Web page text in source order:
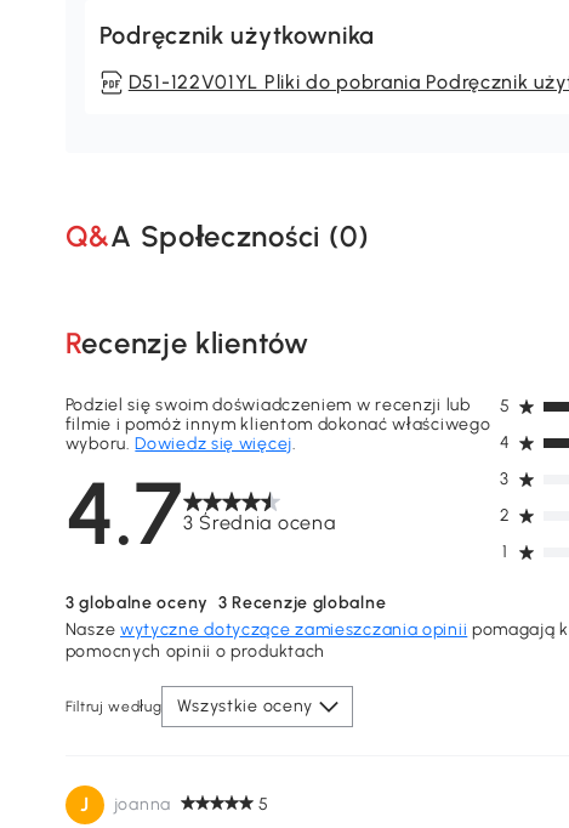
Podręcznik użytkownika
D51-122V01YL Pliki do pobrania Podręcznik
Q&A Społeczności (0)
Recenzje klientów
4.73 Średnia ocena
Podziel się swoim doświadczeniem w recenzji lub
filmie i pomóż innym klientom dokonać właściwego
wyboru.Dowiedz się więcej.
1
2
3
4
5
3 globalne oceny 3 Recenzje globalne
Nasze wytyczne dotyczące zamieszczania opinii pomagają
pomocnych opinii o produktach
Filtruj według Wszystkie oceny
J joanna 5